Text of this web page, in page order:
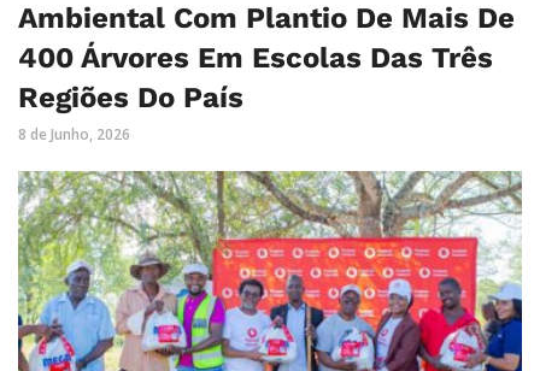
Ambiental Com Plantio De Mais De
400 Árvores Em Escolas Das Três
Regiões Do País
8 de Junho, 2026